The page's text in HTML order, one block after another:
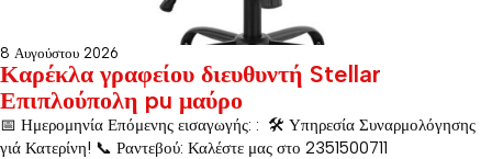
8 Αυγούστου 2026
Καρέκλα γραφείου διευθυντή Stellar
Επιπλούπολη pu μαύρο
📅 Ημερομηνία Επόμενης εισαγωγής: : 🛠️ Υπηρεσία Συναρμολόγησης
γιά Κατερίνη! 📞 Ραντεβού: Καλέστε μας στο 2351500711